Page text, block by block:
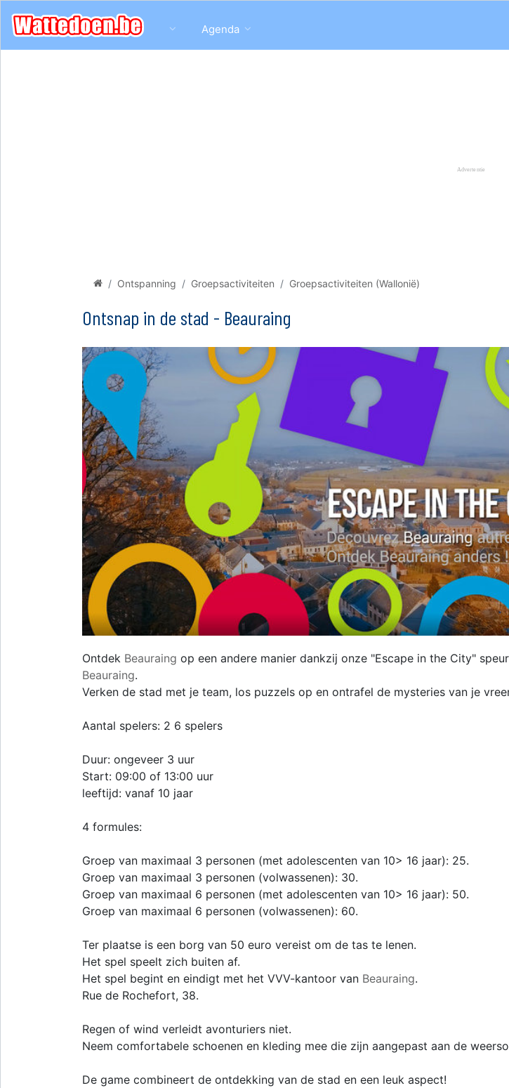
Agenda
Ontspanning Groepsactiviteiten Groepsactiviteiten (Wallonië)
Ontsnap in de stad - Beauraing
Ontdek Beauraing op een andere manier dankzij onze "Escape in the City"
Beauraing.
Verken de stad met je team, los puzzels op en ontrafel de mysteries van je
Aantal spelers: 2 6 spelers
Duur: ongeveer 3 uur
Start: 09:00 of 13:00 uur
leeftijd: vanaf 10 jaar
4 formules:
Groep van maximaal 3 personen (met adolescenten van 10> 16 jaar): 25.
Groep van maximaal 3 personen (volwassenen): 30.
Groep van maximaal 6 personen (met adolescenten van 10> 16 jaar): 50.
Groep van maximaal 6 personen (volwassenen): 60.
Ter plaatse is een borg van 50 euro vereist om de tas te lenen.
Het spel speelt zich buiten af.
Het spel begint en eindigt met het VVV-kantoor van Beauraing.
Rue de Rochefort, 38.
Regen of wind verleidt avonturiers niet.
Neem comfortabele schoenen en kleding mee die zijn aangepast aan de
De game combineert de ontdekking van de stad en een leuk aspect!